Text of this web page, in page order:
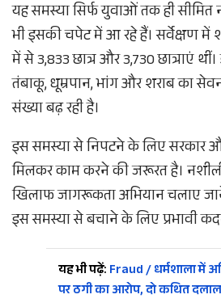
यह समस्या सिर्फ युवाओं तक ही सीमित
भी इसकी चपेट में आ रहे हैं। सर्वेक्षण में
में से 3,833 छात्र और 3,730 छात्राएं
तंबाकू, धूम्रपान, भांग और शराब का
संख्या बढ़ रही है।
इस समस्या से निपटने के लिए सरकार
मिलकर काम करने की जरूरत है।
खिलाफ जागरूकता अभियान चलाए
इस समस्या से बचाने के लिए प्रभावी
यह भी पढ़ें: Fraud / धर्मशाला में
पर ठगी का आरोप, दो कथित दलाल